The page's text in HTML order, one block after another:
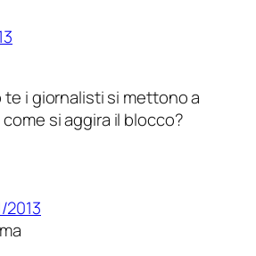
te i giornalisti si mettono a
si aggira il blocco?
2013